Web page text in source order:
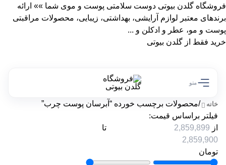
فروشگاه گلدن بیوتی دوست سلامتی پوست و موی شما »» ارائه
برندهای معتبر لوازم آرایشی، بهداشتی، زیبایی، محصولات مراقبتی
پوست و مو، عطر و ادکلن و ...
خرید فقط از گلدن بیوتی
منو
خانه /محصولات برچسب خورده “آبرسان پوست چرب”
فیلتر براساس قیمت:
از
تا
تومان